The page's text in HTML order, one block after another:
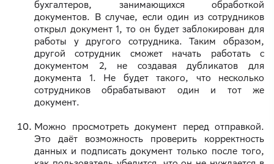
бухгалтеров, занимающихся обработкой
документов. В случае, если один из сотрудников
открыл документ 1, то он будет заблокирован для
работы у другого сотрудника. Таким образом,
другой сотрудник сможет начать работать с
документом 2, не создавая дубликатов для
документа 1. Не будет такого, что несколько
сотрудников обрабатывают один и тот же
документ.
Можно просмотреть документ перед отправкой.
Это даёт возможность проверить корректность
данных и подписать документ только после того,